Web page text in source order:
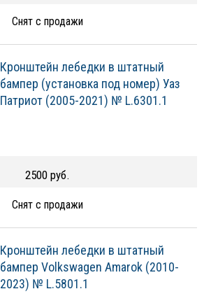
Снят с продажи
Кронштейн лебедки в штатный
бампер (установка под номер) Уаз
Патриот (2005-2021) № L.6301.1
2500 руб.
Снят с продажи
Кронштейн лебедки в штатный
бампер Volkswagen Amarok (2010-
2023) № L.5801.1